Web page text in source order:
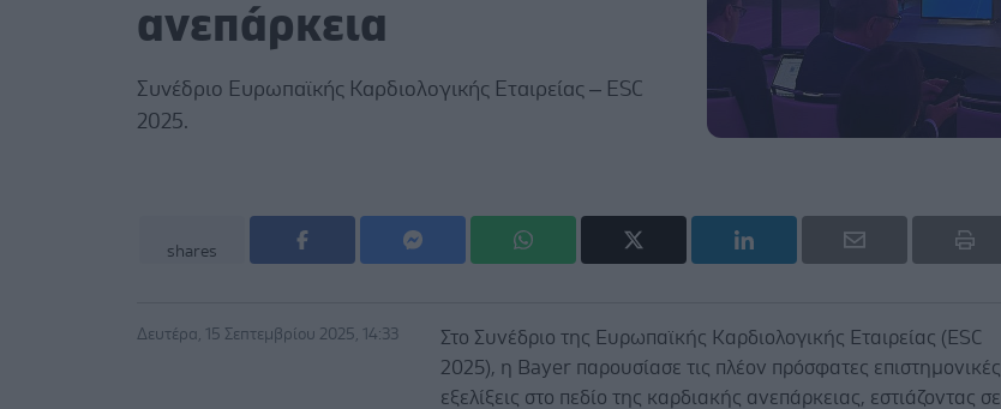
ανεπάρκεια
Συνέδριο Ευρωπαϊκής Καρδιολογικής Εταιρείας – ESC
2025.
shares
Δευτέρα, 15 Σεπτεμβρίου 2025, 14:33
Στο Συνέδριο της Ευρωπαϊκής Καρδιολογικής Εταιρείας (ESC
2025), η Bayer παρουσίασε τις πλέον πρόσφατες επιστημονικές
εξελίξεις στο πεδίο της καρδιακής ανεπάρκειας, εστιάζοντας σε